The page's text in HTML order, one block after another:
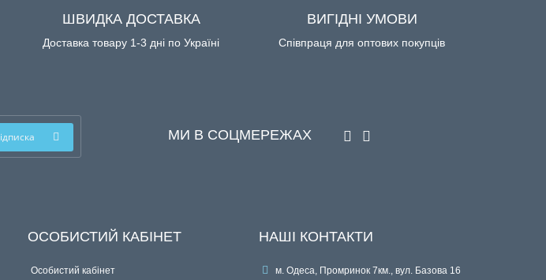
ШВИДКА ДОСТАВКА
Доставка товару 1-3 дні по Україні
ВИГІДНІ УМОВИ
Співпраця для оптових покупців
МИ В СОЦМЕРЕЖАХ
ОСОБИСТИЙ КАБІНЕТ
Особистий кабінет
НАШІ КОНТАКТИ
м. Одеса, Промринок 7км., вул. Базова 16